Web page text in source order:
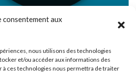
consentement aux
nous utilisons des technologies
et/ou accéder aux informations des
à ces technologies nous permettra de traiter